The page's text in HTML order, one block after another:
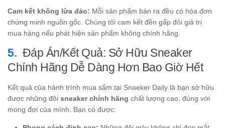
Cam kết không lừa đảo: Mỗi sản phẩm bán ra đều có hóa đơn
chứng minh nguồn gốc. Chúng tôi cam kết đền gấp đôi giá trị
mua hàng nếu phát hiện sản phẩm không chính hãng.
Đáp Án/Kết Quả: Sở Hữu Sneaker
Chính Hãng Dễ Dàng Hơn Bao Giờ Hết
Kết quả của hành trình mua sắm tại Snaeker Daily là bạn sở hữu
được những đôi sneaker chính hãng chất lượng cao, đúng với
mong đợi của mình. Bạn có được: